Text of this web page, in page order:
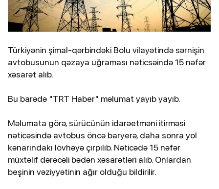
Türkiyənin şimal-qərbindəki Bolu vilayətində sərnişin
avtobusunun qəzaya uğraması nəticsəində 15 nəfər
xəsarət alıb.
Bu barədə "TRT Haber" məlumat yayıb yayıb.
Məlumata görə, sürücünün idarəetməni itirməsi
nəticəsində avtobus öncə baryerə, daha sonra yol
kənarındakı lövhəyə çırpılıb. Nəticədə 15 nəfər
müxtəlif dərəcəli bədən xəsarətləri alıb. Onlardan
beşinin vəziyyətinin ağır olduğu bildirilir.